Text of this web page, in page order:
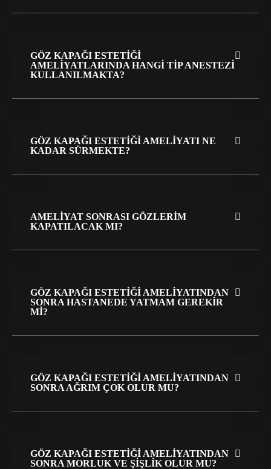
GÖZ KAPAĞI ESTETIĞI
AMELIYATLARINDA HANGI TIP ANESTEZI
KULLANILMAKTA?
GÖZ KAPAĞI ESTETIĞI AMELIYATI NE
KADAR SÜRMEKTE?
AMELIYAT SONRASI GÖZLERIM
KAPATILACAK MI?
GÖZ KAPAĞI ESTETIĞI AMELIYATINDAN
SONRA HASTANEDE YATMAM GEREKIR
MI?
GÖZ KAPAĞI ESTETIĞI AMELIYATINDAN
SONRA AĞRIM ÇOK OLUR MU?
GÖZ KAPAĞI ESTETIĞI AMELIYATINDAN
SONRA MORLUK VE ŞIŞLIK OLUR MU?